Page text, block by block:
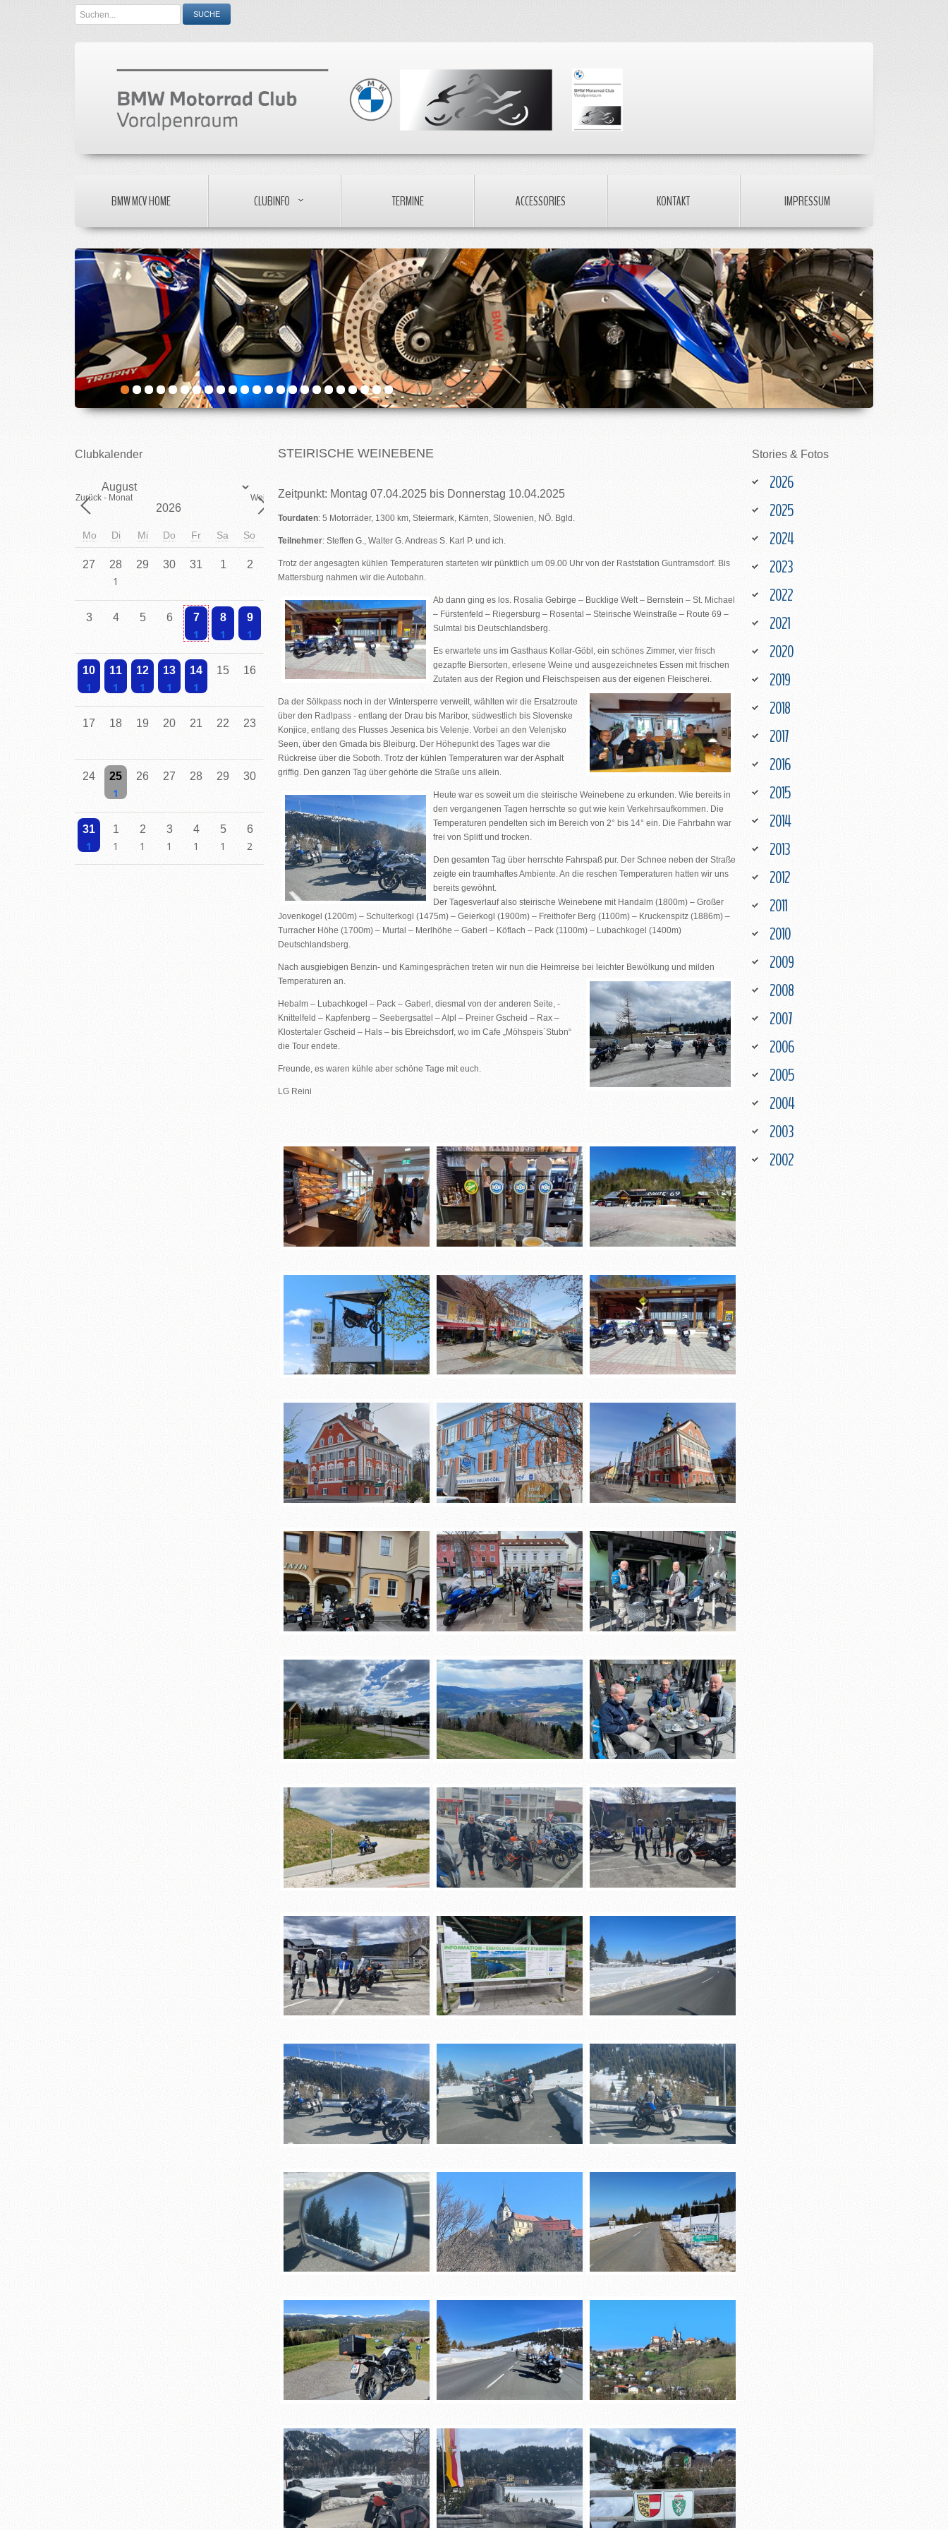
Search
...
SUCHE
BMW MCV HOME CLUBINFO TERMINE ACCESSORIES KONTAKT IMPRESSUM
Clubkalender
Zurück - Monat
Monat
Jahr
Weiter - Monat
Mo Di Mi Do Fr Sa So
27 28
Einzelne Veranstaltung
29 30 31 1 2
3 4 5 6 7
Einzelne Veranstaltung
8
Einzelne Veranstaltung
9
Einzelne Veranstaltung
10 11 12 13 14 15 16
17 18 19 20 21 22 23
24 25 26 27 28 29 30
31 1 2 3 4 5
Einzelne Veranstaltung
6
2 Veranstaltungen
STEIRISCHE WEINEBENE
Zeitpunkt: Montag 07.04.2025 bis Donnerstag 10.04.2025
Tourdaten: 5 Motorräder, 1300 km, Steiermark, Kärnten, Slowenien, NÖ. Bgld.
Teilnehmer: Steffen G., Walter G. Andreas S. Karl P. und ich.
Trotz der angesagten kühlen Temperaturen starteten wir pünktlich um 09.00 Uhr von der Raststation Guntramsdorf. Bis
Mattersburg nahmen wir die Autobahn.
Ab dann ging es los. Rosalia Gebirge – Bucklige Welt – Bernstein – St. Michael
– Fürstenfeld – Riegersburg – Rosental – Steirische Weinstraße – Route 69 –
Sulmtal bis Deutschlandsberg.
Es erwartete uns im Gasthaus Kollar-Göbl, ein schönes Zimmer, vier frisch
gezapfte Biersorten, erlesene Weine und ausgezeichnetes Essen mit frischen
Zutaten aus der Region und Fleischspeisen aus der eigenen Fleischerei.
Da der Sölkpass noch in der Wintersperre verweilt, wählten wir die Ersatzroute
über den Radlpass - entlang der Drau bis Maribor, südwestlich bis Slovenske
Konjice, entlang des Flusses Jesenica bis Velenje. Vorbei an den Velenjsko
Seen, über den Gmada bis Bleiburg. Der Höhepunkt des Tages war die
Rückreise über die Soboth. Trotz der kühlen Temperaturen war der Asphalt
griffig. Den ganzen Tag über gehörte die Straße uns allein.
Heute war es soweit um die steirische Weinebene zu erkunden. Wie bereits in
den vergangenen Tagen herrschte so gut wie kein Verkehrsaufkommen. Die
Temperaturen pendelten sich im Bereich von 2° bis 14° ein. Die Fahrbahn war
frei von Splitt und trocken.
Den gesamten Tag über herrschte Fahrspaß pur. Der Schnee neben der Straße
zeigte ein traumhaftes Ambiente. An die reschen Temperaturen hatten wir uns
bereits gewöhnt.
Der Tagesverlauf also steirische Weinebene mit Handalm (1800m) – Großer
Jovenkogel (1200m) – Schulterkogl (1475m) – Geierkogl (1900m) – Freithofer Berg (1100m) – Kruckenspitz (1886m) –
Turracher Höhe (1700m) – Murtal – Merlhöhe – Gaberl – Köflach – Pack (1100m) – Lubachkogel (1400m)
Deutschlandsberg.
Nach ausgiebigen Benzin- und Kamingesprächen treten wir nun die Heimreise bei leichter Bewölkung und milden
Temperaturen an.
Hebalm – Lubachkogel – Pack – Gaberl, diesmal von der anderen Seite, -
Knittelfeld – Kapfenberg – Seebergsattel – Alpl – Preiner Gscheid – Rax –
Klostertaler Gscheid – Hals – bis Ebreichsdorf, wo im Cafe „Möhspeis`Stubn“
die Tour endete.
Freunde, es waren kühle aber schöne Tage mit euch.
LG Reini
Stories & Fotos
2026
2025
2024
2023
2022
2021
2020
2019
2018
2017
2016
2015
2014
2013
2012
2011
2010
2009
2008
2007
2006
2005
2004
2003
2002